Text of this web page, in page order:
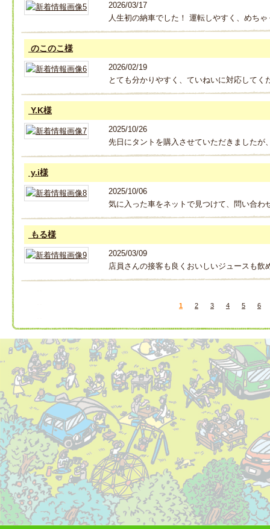
2026/03/17
人生初の納車でした！ 運転しやすく、めち
のこのこ様
2026/02/19
とても分かりやすく、ていねいに対応してく
Y.K様
2025/10/26
先日にタントを購入させていただきましたが
y.i様
2025/10/06
気に入った車をネットで見つけて、問い合わ
もる様
2025/03/09
店員さんの接客も良くおいしいジュースも飲
1 2 3 4 5 6